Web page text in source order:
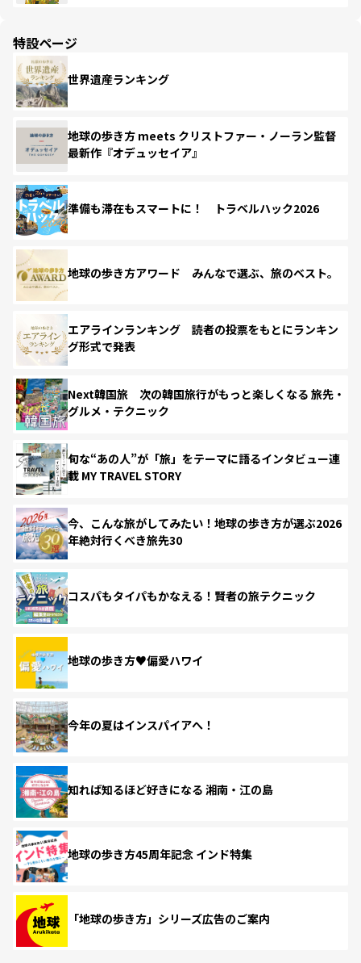
特設ページ
世界遺産ランキング
地球の歩き方 meets クリストファー・ノーラン監督
最新作『オデュッセイア』
準備も滞在もスマートに！ トラベルハック2026
地球の歩き方アワード みんなで選ぶ、旅のベスト。
エアラインランキング 読者の投票をもとにランキン
グ形式で発表
Next韓国旅 次の韓国旅行がもっと楽しくなる 旅先・
グルメ・テクニック
旬な“あの人”が「旅」をテーマに語るインタビュー連
載 MY TRAVEL STORY
今、こんな旅がしてみたい！地球の歩き方が選ぶ2026
年絶対行くべき旅先30
コスパもタイパもかなえる！賢者の旅テクニック
地球の歩き方♥偏愛ハワイ
今年の夏はインスパイアへ！
知れば知るほど好きになる 湘南・江の島
地球の歩き方45周年記念 インド特集
「地球の歩き方」シリーズ広告のご案内